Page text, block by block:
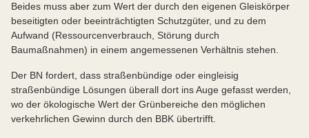
Beides muss aber zum Wert der durch den eigenen Gleiskörper
beseitigten oder beeinträchtigten Schutzgüter, und zu dem
Aufwand (Ressourcenverbrauch, Störung durch
Baumaßnahmen) in einem angemessenen Verhältnis stehen.
Der BN fordert, dass straßenbündige oder eingleisig
straßenbündige Lösungen überall dort ins Auge gefasst werden,
wo der ökologische Wert der Grünbereiche den möglichen
verkehrlichen Gewinn durch den BBK übertrifft.